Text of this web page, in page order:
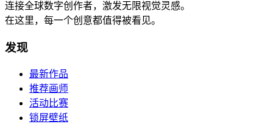
连接全球数字创作者，激发无限视觉灵感。
在这里，每一个创意都值得被看见。
发现
最新作品
推荐画师
活动比赛
锁屏壁纸